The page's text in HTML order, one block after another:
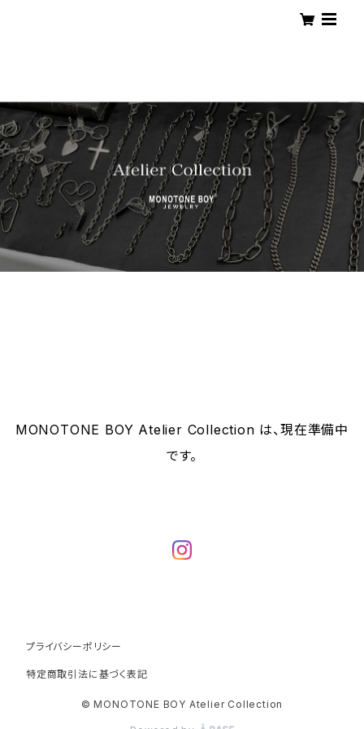
MONOTONE BOY Atelier Collection は、現在準備中
です。
プライバシーポリシー
特定商取引法に基づく表記
© MONOTONE BOY Atelier Collection